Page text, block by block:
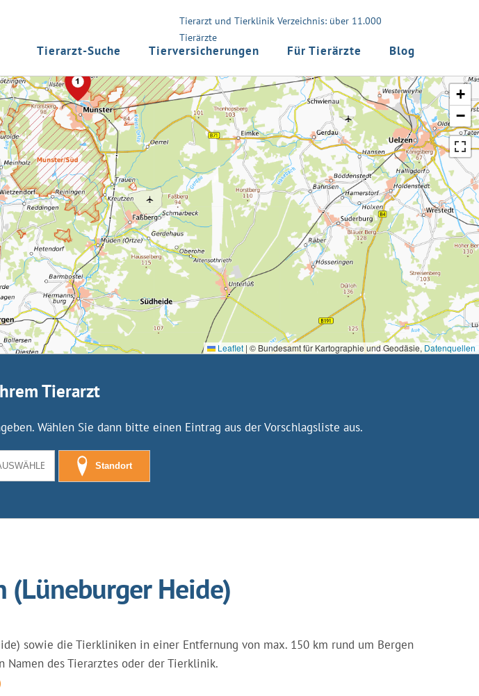
Tierarzt und Tierklinik Verzeichnis: über 11.000
Tierärzte
Tierarzt-Suche Tierversicherungen Für Tierärzte Blog
+
−
Leaflet | © Bundesamt für Kartographie und Geodäsie, Datenquellen
Tierarzt
Wählen Sie dann bitte einen Eintrag aus der Vorschlagsliste aus.
Standort
(Lüneburger Heide)
sowie die Tierkliniken in einer Entfernung von max. 150 km rund um Bergen
des Tierarztes oder der Tierklinik.